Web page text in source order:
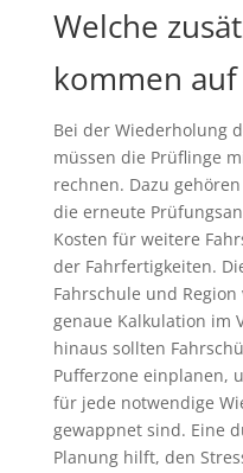
Welche
kommen auf
Bei der Wiederholung
müssen die Prüflinge
rechnen. Dazu
die erneute
Kosten für weitere
der Fahrfertigkeiten.
Fahrschule und
genaue Kalkulation im
hinaus sollten
Pufferzone einplanen,
für jede notwendige
gewappnet sind. Eine
Planung hilft, den